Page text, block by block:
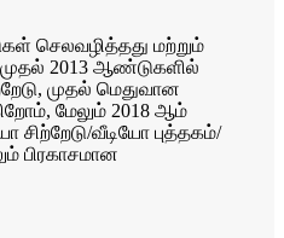
செலவழித்தது மற்றும்
முதல் 2013 ஆண்டுகளில்
முதல் மெதுவான
மேலும் 2018 ஆம்
வீடியோ புத்தகம்/
பிரகாசமான